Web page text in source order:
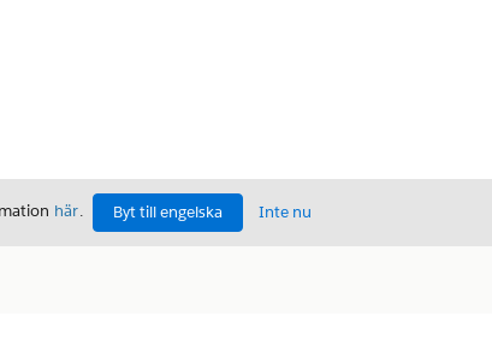
här. Byt till engelska Inte nu